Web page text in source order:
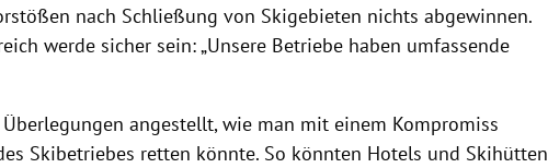
nach Schließung von Skigebieten nichts abgewinnen.
werde sicher sein: „Unsere Betriebe haben umfassende
angestellt, wie man mit einem Kompromiss
Skibetriebes retten könnte. So könnten Hotels und Skihütten